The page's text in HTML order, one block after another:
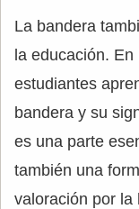
La bandera
la educación.
estudiantes
bandera y su
es una parte
también una
valoración por la